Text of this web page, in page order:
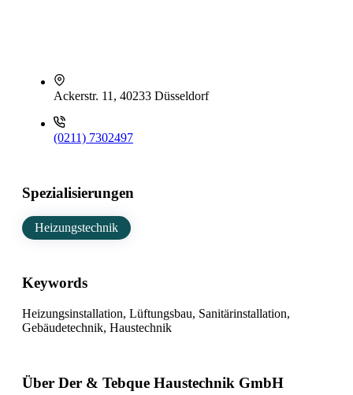
Ackerstr. 11, 40233 Düsseldorf
(0211) 7302497
Spezialisierungen
Heizungstechnik
Keywords
Heizungsinstallation, Lüftungsbau, Sanitärinstallation,
Gebäudetechnik, Haustechnik
Über Der & Tebque Haustechnik GmbH